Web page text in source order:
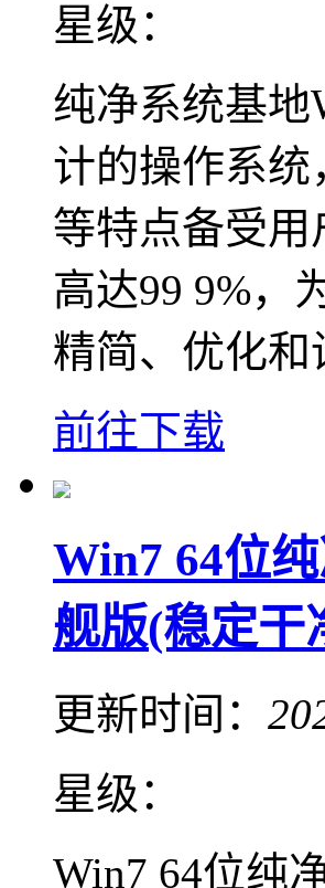
星级：
纯净系统基地
计的操作系
等特点备受
高达99 9%，
精简、优化
前往下载
Win7 64位
舰版(稳定干
更新时间：
星级：
Win7 64位纯